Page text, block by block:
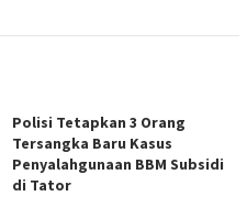
Polisi Tetapkan 3 Orang
Tersangka Baru Kasus
Penyalahgunaan BBM Subsidi
di Tator